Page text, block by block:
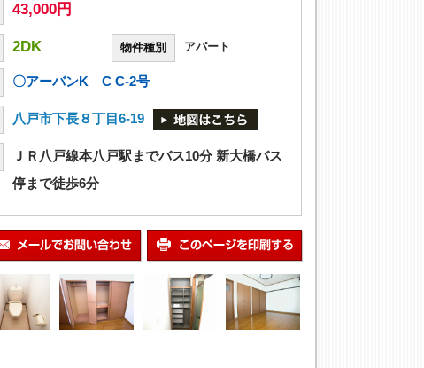
43,000円
2DK 物件種別 アパート
〇アーバンK C C-2号
八戸市下長８丁目6-19
ＪＲ八戸線本八戸駅までバス10分 新大橋バス
停まで徒歩6分